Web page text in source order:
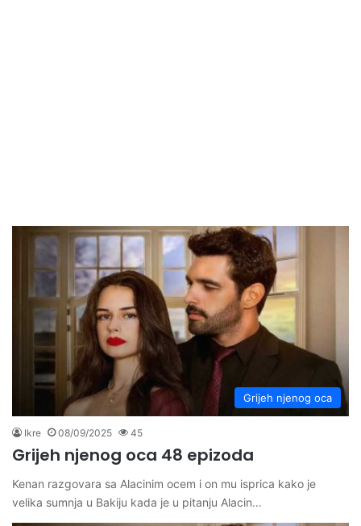
Grijeh njenog oca
Ikre 08/09/2025 45
Grijeh njenog oca 48 epizoda
Kenan razgovara sa Alacinim ocem i on mu isprica kako je
velika sumnja u Bakiju kada je u pitanju Alacin…